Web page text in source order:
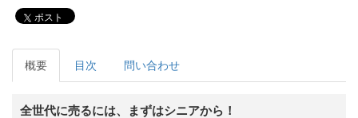
ポスト
概要 目次 問い合わせ
全世代に売るには、まずはシニアから！